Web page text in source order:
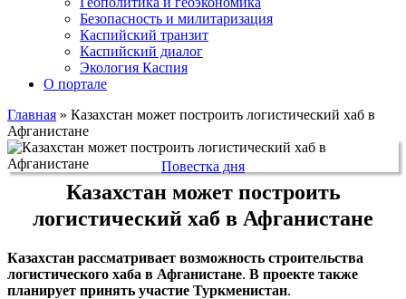
Безопасность и милитаризация
Каспийский транзит
Каспийский диалог
Экология Каспия
О портале
Главная » Казахстан может построить логистический хаб в
Афганистане
Повестка дня
Казахстан может построить
логистический хаб в Афганистане
Казахстан рассматривает возможность строительства
логистического хаба в Афганистане. В проекте также
планирует принять участие Туркменистан.